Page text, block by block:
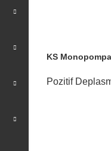
KS
Pozitif